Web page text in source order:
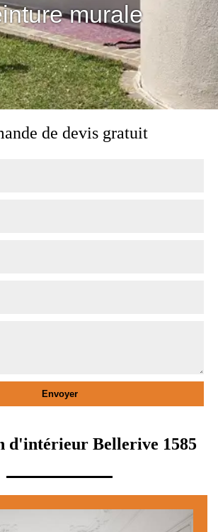
murale
de devis gratuit
d'intérieur Bellerive 1585